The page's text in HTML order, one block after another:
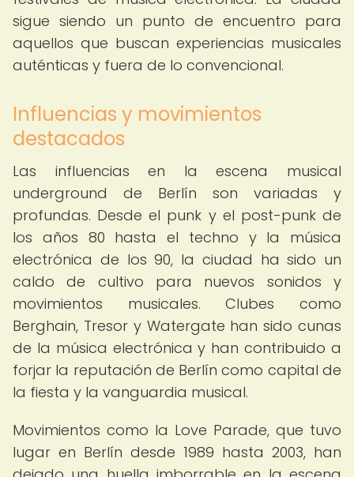
sigue siendo un punto de encuentro para
aquellos que buscan experiencias musicales
auténticas y fuera de lo convencional.
Influencias y movimientos
destacados
Las influencias en la escena musical
underground de Berlín son variadas y
profundas. Desde el punk y el post-punk de
los años 80 hasta el techno y la música
electrónica de los 90, la ciudad ha sido un
caldo de cultivo para nuevos sonidos y
movimientos musicales. Clubes como
Berghain, Tresor y Watergate han sido cunas
de la música electrónica y han contribuido a
forjar la reputación de Berlín como capital de
la fiesta y la vanguardia musical.
Movimientos como la Love Parade, que tuvo
lugar en Berlín desde 1989 hasta 2003, han